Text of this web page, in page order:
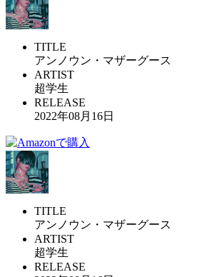
TITLE
アンノウン・マザーグース
ARTIST
超学生
RELEASE
2022年08月16日
TITLE
アンノウン・マザーグース
ARTIST
超学生
RELEASE